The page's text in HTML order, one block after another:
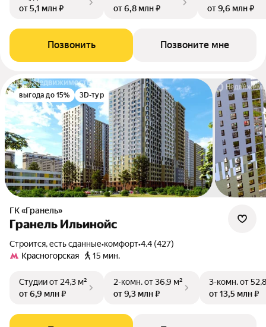
от 5,1 млн ₽
от 6,8 млн ₽
от 9,6 млн ₽
Позвонить Позвоните мне
выгода до 15% 3D-тур
ГК «Гранель»
Гранель Ильинойс
Строится, есть сданные•комфорт•4.4 (427)
Красногорская
15 мин.
Студииот 24,3 м²
от 6,9 млн ₽
2-комн.от 36,9 м²
от 9,3 млн ₽
3-комн.от
от 13,5 млн ₽